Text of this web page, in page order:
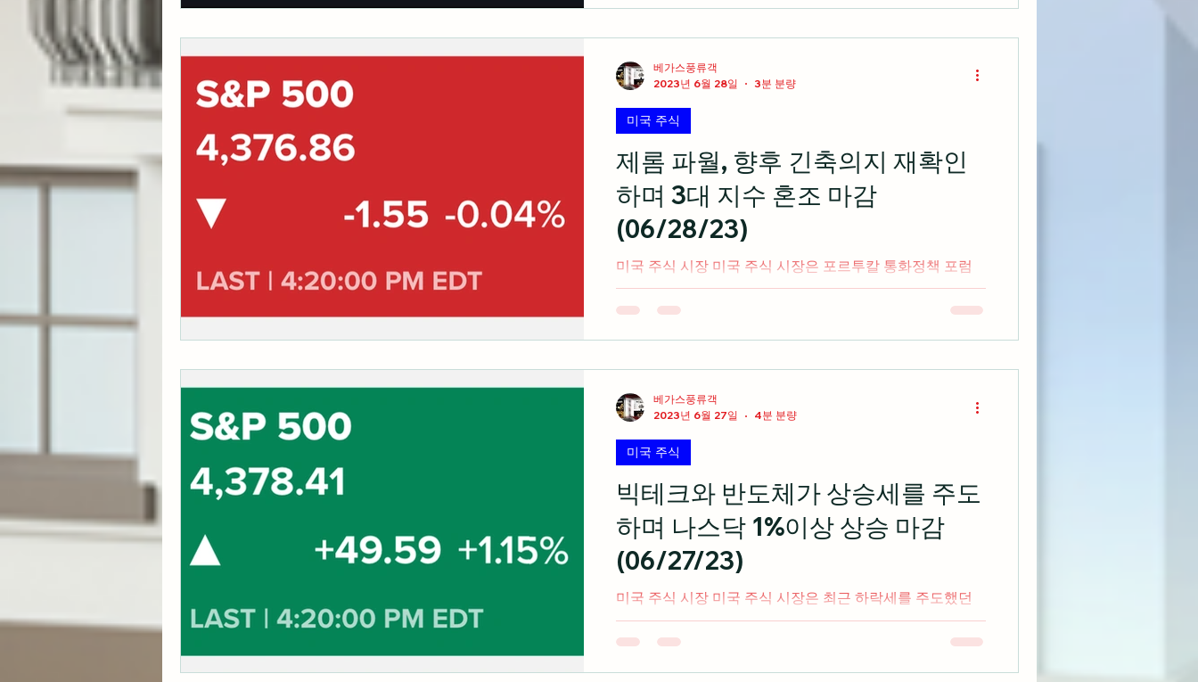
제롬 파월, 향후 긴축의지 재확인
하며 3대 지수 혼조 마감
(06/28/23)
미국 주식 시장 미국 주식 시장은 포르투칼 통화정책 포럼
에 참여중인 제롬 피월 연준의장이 강한 노동시장으로 인해
지속적인 긴툭을 언급하면서 3대 지수 혼조세로 마감 출처:
미국 주식
베가스풍류객
2023년 6월 28일
3분 분량
빅테크와 반도체가 상승세를 주도
하며 나스닥 1%이상 상승 마감
(06/27/23)
미국 주식 시장 미국 주식 시장은 최근 하락세를 주도했던
빅테크와 반도체업종이 상승세를 주도하면서 나스닥 종합
지수와 S&P500이 1%이상 상승하며 마감 출처: cnbc.com
미국 주식
베가스풍류객
2023년 6월 27일
4분 분량